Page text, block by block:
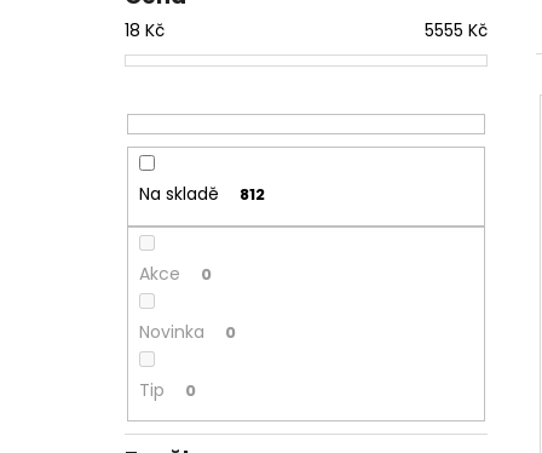
18 Kč 5555 Kč
Na skladě 812
Akce 0
Novinka 0
Tip 0